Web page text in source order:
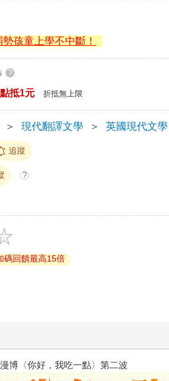
孩童上學不中斷！
?
抵1元 折抵無上限
＞ 現代翻譯文學 ＞ 英國現代文學
追蹤
?
碼回饋最高15倍
博〈你好，我吃一點〉第二波